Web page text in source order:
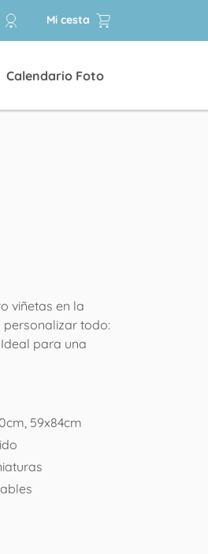
Mi cesta
Calendario Foto
viñetas en la
todo:
para una
59x84cm